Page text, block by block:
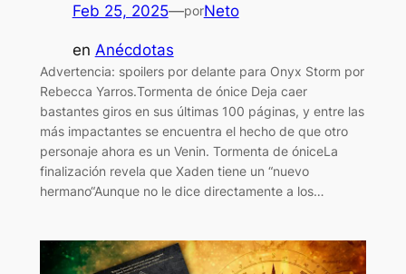
Feb 25, 2025—porNeto
en Anécdotas
Advertencia: spoilers por delante para Onyx Storm por
Rebecca Yarros.Tormenta de ónice Deja caer
bastantes giros en sus últimas 100 páginas, y entre las
más impactantes se encuentra el hecho de que otro
personaje ahora es un Venin. Tormenta de óniceLa
finalización revela que Xaden tiene un “nuevo
hermano“Aunque no le dice directamente a los…